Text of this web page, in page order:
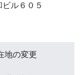
ル６０５
地の変更